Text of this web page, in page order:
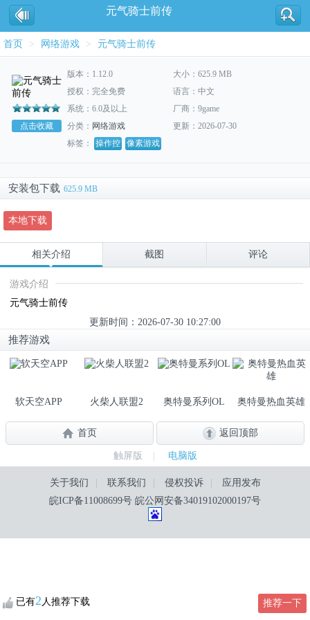
元气骑士前传
首页 > 网络游戏 > 元气骑士前传
点击收藏
版本：1.12.0
大小：625.9 MB
授权：完全免费
语言：中文
系统：6.0及以上
厂商：9game
分类： 网络游戏
更新：2026-07-30
标签：
操作控 像素游戏
安装包下载 625.9 MB
本地下载
已有2 人推荐下载 推荐一下
相关介绍 截图 评论
游戏介绍
元气骑士前传
更新时间：2026-07-30 10:27:00
推荐游戏
软天空APP 火柴人联盟2 奥特曼系列OL 奥特曼热血英雄
首页 返回顶部
触屏版 电脑版
关于我们 联系我们 侵权投诉
应用发布
皖ICP备11008699号 皖公网安备34019102000197号